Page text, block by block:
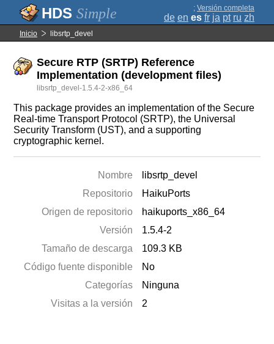
Simple ; Versión completa
de en es fr ja pt ru zh
Inicio libsrtp_devel
Secure RTP (SRTP) Reference
Implementation (development files)
libsrtp_devel-1.5.4-2-x86_64
This package provides an implementation of the Secure
Real-time Transport Protocol (SRTP), the Universal
Security Transform (UST), and a supporting
cryptographic kernel.
Nombre
libsrtp_devel
Repositorio
HaikuPorts
Origen de repositorio
haikuports_x86_64
Versión
1.5.4-2
Tamaño de descarga
109.3 KB
Código fuente disponible
No
Categorías
Ninguna
Visitas a la versión
2